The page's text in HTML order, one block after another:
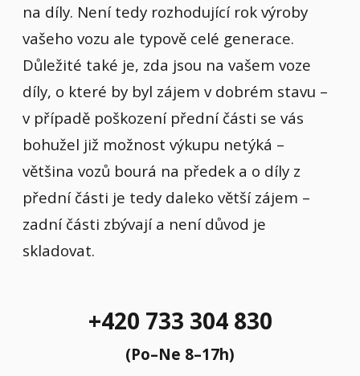
na díly. Není tedy rozhodující rok výroby
vašeho vozu ale typově celé generace.
Důležité také je, zda jsou na vašem voze
díly, o které by byl zájem v dobrém stavu –
v případě poškození přední části se vás
bohužel již možnost výkupu netýká –
většina vozů bourá na předek a o díly z
přední části je tedy daleko větší zájem –
zadní části zbývají a není důvod je
skladovat.
+420 733 304 830
(Po–Ne 8–17h)